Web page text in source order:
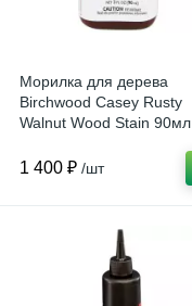
Морилка для дерева
Birchwood Casey Rusty
Walnut Wood Stain 90мл
1 400 ₽ /шт